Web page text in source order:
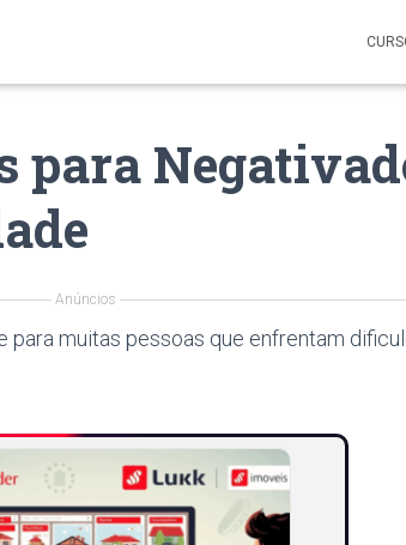
para
Anúncios
para muitas pessoas que enfrentam